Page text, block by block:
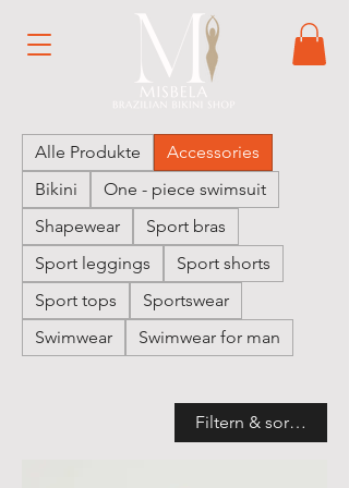
Alle Produkte
Accessories
Bikini
One - piece swimsuit
Shapewear
Sport bras
Sport leggings
Sport shorts
Sport tops
Sportswear
Swimwear
Swimwear for man
Filtern & sortieren